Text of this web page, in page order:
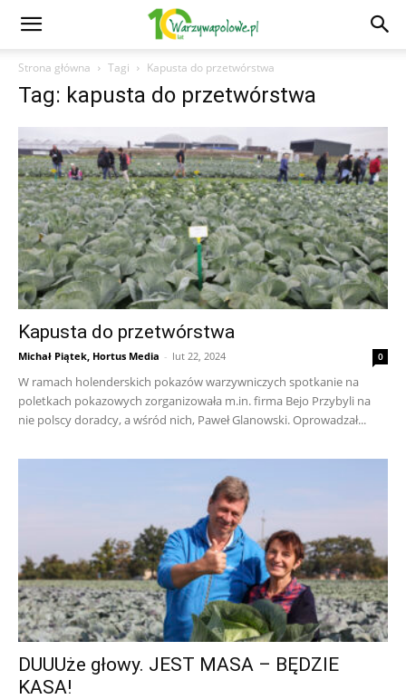
Strona główna Tagi Kapusta do przetwórstwa
Tag: kapusta do przetwórstwa
Kapusta do przetwórstwa
Michał Piątek, Hortus Media - lut 22, 2024 0
W ramach holenderskich pokazów warzywniczych spotkanie na
poletkach pokazowych zorganizowała m.in. firma Bejo Przybyli na
nie polscy doradcy, a wśród nich, Paweł Glanowski. Oprowadzał...
DUUUże głowy. JEST MASA – BĘDZIE
KASA!